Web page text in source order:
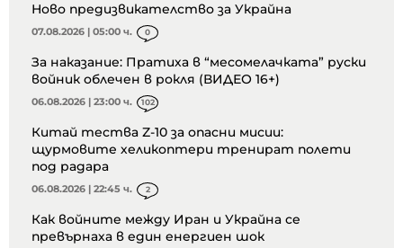
Ново предизвикателство за Украйна
07.08.2026 | 05:00 ч. 0
За наказание: Пратиха в “месомелачката” руски
войник облечен в рокля (ВИДЕО 16+)
06.08.2026 | 23:00 ч. 102
Китай тества Z-10 за опасни мисии:
щурмовите хеликоптери тренират полети
под радара
06.08.2026 | 22:45 ч. 2
Как войните между Иран и Украйна се
превърнаха в един енергиен шок